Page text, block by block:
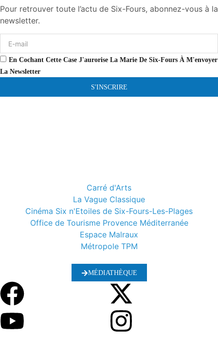
Pour retrouver toute l’actu de Six-Fours, abonnez-vous à la
newsletter.
En Cochant Cette Case J'aurorise La Marie De Six-Fours À M'envoyer
La Newsletter
S'INSCRIRE
Carré d'Arts
La Vague Classique
Cinéma Six n'Etoiles de Six-Fours-Les-Plages
Office de Tourisme Provence Méditerranée
Espace Malraux
Métropole TPM
MÉDIATHÈQUE